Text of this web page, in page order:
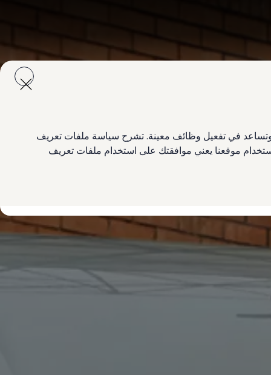
وتساعد في تفعيل وظائف معينة. تشرح سياسة ملفات تعريف
موقعنا يعني موافقتك على استخدام ملفات تعريف